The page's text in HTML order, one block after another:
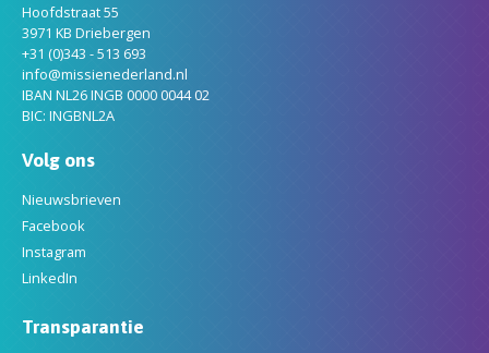
Hoofdstraat 55
3971 KB Driebergen
+31 (0)343 - 513 693
info@missienederland.nl
IBAN NL26 INGB 0000 0044 02
BIC: INGBNL2A
Volg ons
Nieuwsbrieven
Facebook
Instagram
LinkedIn
Transparantie